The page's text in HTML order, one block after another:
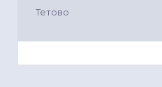
Тетово